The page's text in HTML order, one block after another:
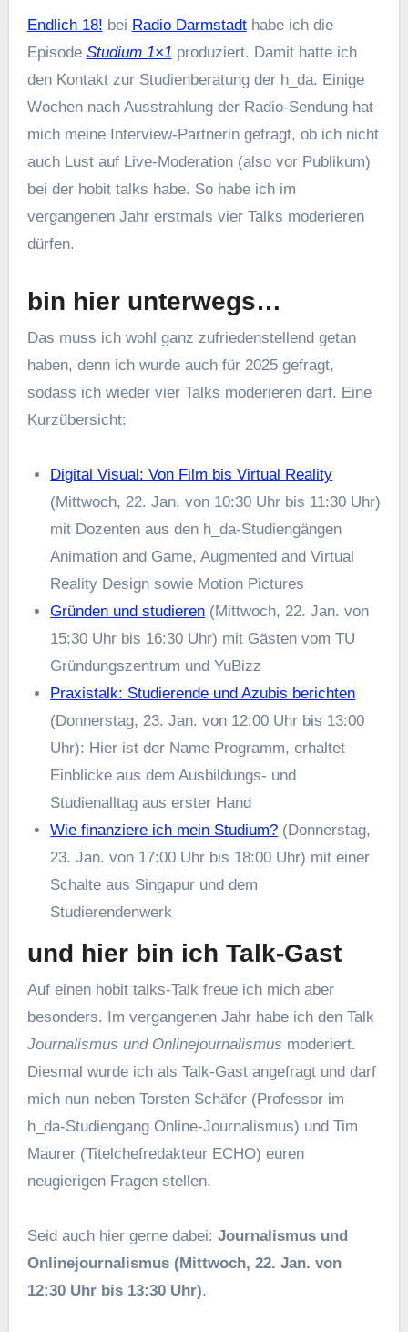
Endlich 18! bei Radio Darmstadthabe ich die
Episode Studium 1×1 produziert. Damit hatte ich
den Kontakt zur Studienberatung der h_da. Einige
Wochen nach Ausstrahlung der Radio-Sendung hat
mich meine Interview-Partnerin gefragt, ob ich nicht
auch Lust auf Live-Moderation (also vor Publikum)
bei der hobit talks habe. So habe ich im
vergangenen Jahr erstmals vier Talks moderieren
dürfen.
bin hier unterwegs…
Das muss ich wohl ganz zufriedenstellend getan
haben, denn ich wurde auch für 2025 gefragt,
sodass ich wieder vier Talks moderieren darf. Eine
Kurzübersicht:
Digital Visual: Von Film bis Virtual Reality
(Mittwoch, 22. Jan. von 10:30 Uhr bis 11:30 Uhr)
mit Dozenten aus den h_da-Studiengängen
Animation and Game, Augmented and Virtual
Reality Design sowie Motion Pictures
Gründen und studieren (Mittwoch, 22. Jan. von
15:30 Uhr bis 16:30 Uhr) mit Gästen vom TU
Gründungszentrum und YuBizz
Praxistalk: Studierende und Azubis berichten
(Donnerstag, 23. Jan. von 12:00 Uhr bis 13:00
Uhr): Hier ist der Name Programm, erhaltet
Einblicke aus dem Ausbildungs- und
Studienalltag aus erster Hand
Wie finanziere ich mein Studium? (Donnerstag,
23. Jan. von 17:00 Uhr bis 18:00 Uhr) mit einer
Schalte aus Singapur und dem
Studierendenwerk
und hier bin ich Talk-Gast
Auf einen hobit talks-Talk freue ich mich aber
besonders. Im vergangenen Jahr habe ich den Talk
Journalismus und Onlinejournalismus moderiert.
Diesmal wurde ich als Talk-Gast angefragt und darf
mich nun neben Torsten Schäfer (Professor im
h_da-Studiengang Online-Journalismus) und Tim
Maurer (Titelchefredakteur ECHO) euren
neugierigen Fragen stellen.
Seid auch hier gerne dabei: Journalismus und
Onlinejournalismus (Mittwoch, 22. Jan. von
12:30 Uhr bis 13:30 Uhr).